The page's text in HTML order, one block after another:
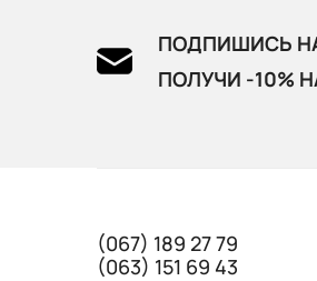
ПОДПИШИСЬ
ПОЛУЧИ -10%
(067) 189 27 79
(063) 151 69 43